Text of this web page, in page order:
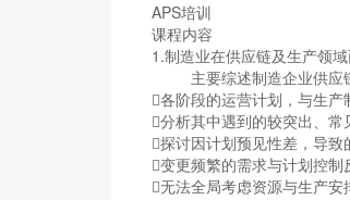
APS培训
课程内容
1.制造业在供应链及生产领
主要综述制造企业供应链
各阶段的运营计划，与生产
分析其中遇到的较突出、常
探讨因计划预见性差，导
变更频繁的需求与计划控制
无法全局考虑资源与生产安